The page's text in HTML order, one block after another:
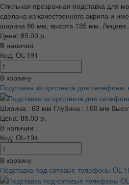
Стильная прозрачная подставка для
сделана из качественного акрила и
ширина 86 мм, высота 135 мм. Лицева..
Цена: 85.00 р.
В наличии
Код: OL-191
В корзину
Подставка из оргстекла для телефона,
Ширина : 63 мм Глубина : 100 мм
Цена: 85.00 р.
В наличии
Код: OL-194
В корзину
Подставка под сотовые телефоны OL-